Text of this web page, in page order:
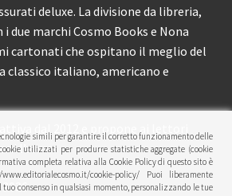
deluxe. La divisione da libreria,
due marchi Cosmo Books e Nona
cartonati che ospitano il meglio del
classico italiano, americano e
dal 2012 e propone ai lettori
l’anno.
simili per garantire il corretto funzionamento delle
utilizzati per produrre statistiche aggregate (cookie
completa relativa alla Cookie Policy di questo sito è
cookie-policy/ Puoi liberamente
consenso in qualsiasi momento, personalizzando le tue